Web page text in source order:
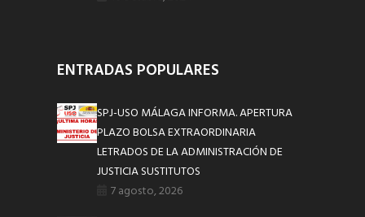
ENTRADAS POPULARES
SPJ-USO MÁLAGA INFORMA. APERTURA
PLAZO BOLSA EXTRAORDINARIA
LETRADOS DE LA ADMINISTRACIÓN DE
JUSTICIA SUSTITUTOS
7 agosto, 2026